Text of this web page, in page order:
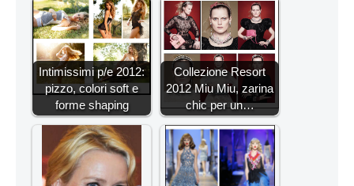
Intimissimi p/e 2012:
pizzo, colori soft e
forme shaping
Collezione Resort
2012 Miu Miu, zarina
chic per un…